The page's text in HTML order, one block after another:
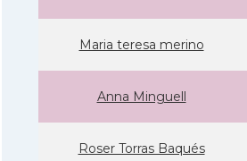
Maria teresa merino
Anna Minguell
Roser Torras Baqués